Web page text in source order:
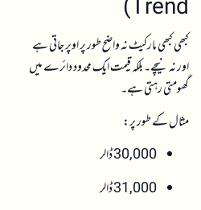
Trend)
کبھی کبھی مارکیٹ نہ واضح طور پر اوپر جاتی ہے
اور نہ نیچے۔ بلکہ قیمت ایک محدود دائرے میں
گھومتی رہتی ہے۔
مثال کے طور پر:
30,000 ڈالر
31,000 ڈالر